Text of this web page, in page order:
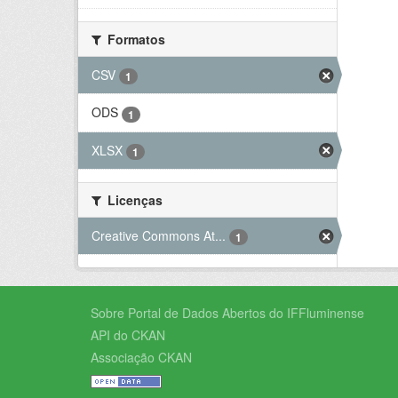
Formatos
CSV
1
ODS 1
XLSX 1
Licenças
Creative Commons At...
1
Sobre Portal de Dados Abertos do IFFluminense
API do CKAN
Associação CKAN